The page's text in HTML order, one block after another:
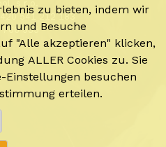
zu bieten, indem wir
und Besuche
"Alle akzeptieren" klicken,
ALLER Cookies zu. Sie
Einstellungen besuchen
erteilen.
541 212 183
535